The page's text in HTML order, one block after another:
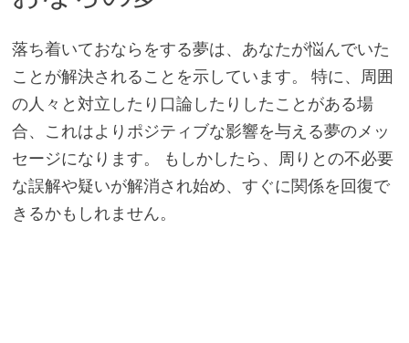
落ち着いておならをする夢は、あなたが悩んでいた
ことが解決されることを示しています。 特に、周囲
の人々と対立したり口論したりしたことがある場
合、これはよりポジティブな影響を与える夢のメッ
セージになります。 もしかしたら、周りとの不必要
な誤解や疑いが解消され始め、すぐに関係を回復で
きるかもしれません。